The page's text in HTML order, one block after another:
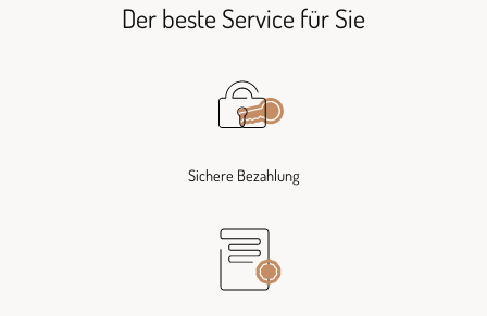
Der beste Service für Sie
Sichere Bezahlung